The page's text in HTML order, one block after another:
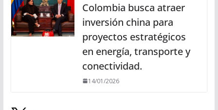
Colombia busca atraer
inversión china para
proyectos estratégicos
en energía, transporte y
conectividad.
14/01/2026